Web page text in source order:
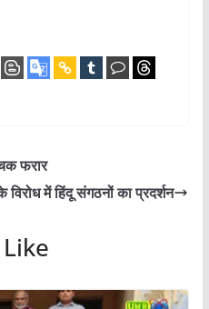
फरार
विरोध में हिंदू संगठनों का प्रदर्शन